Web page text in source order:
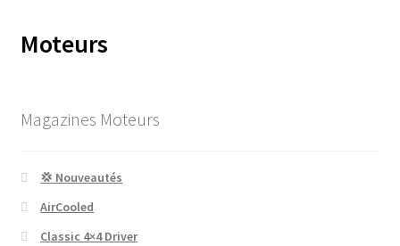
Moteurs
Magazines Moteurs
💢 Nouveautés
AirCooled
Classic 4×4 Driver